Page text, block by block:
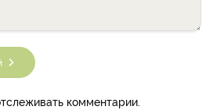
комментарии.